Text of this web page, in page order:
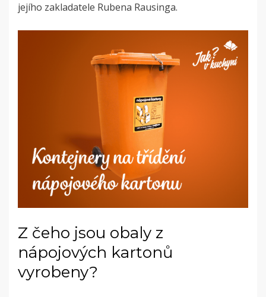
jejího zakladatele Rubena Rausinga.
Z čeho jsou obaly z
nápojových kartonů
vyrobeny?